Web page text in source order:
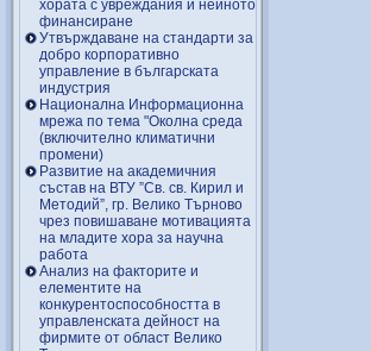
хората с увреждания и нейното
финансиране
Утвърждаване на стандарти за
добро корпоративно
управление в българската
индустрия
Национална Информационна
мрежа по тема "Околна среда
(включително климатични
промени)
Развитие на академичния
състав на ВТУ ”Св. св. Кирил и
Методий”, гр. Велико Търново
чрез повишаване мотивацията
на младите хора за научна
работа
Анализ на факторите и
елементите на
конкурентоспособността в
управленската дейност на
фирмите от област Велико